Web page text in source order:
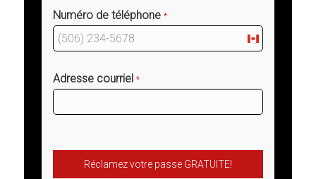
Numéro de téléphone *
Canada
Adresse courriel *
Réclamez votre passe GRATUITE!